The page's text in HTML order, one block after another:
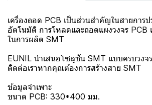
เครื่องถอด PCB เป็นส่วนสำคัญในสายการ
อัตโนมัติ การโหลดและถอดแผงวงจร
ในการผลิต SMT
EUNIL นำเสนอโซลูชัน SMT แบบครบวงจ
ติดต่อเราหากคุณต้องการสร้างสาย SMT
ข้อมูลจำเพาะ
ขนาด PCB: 330*400 มม.